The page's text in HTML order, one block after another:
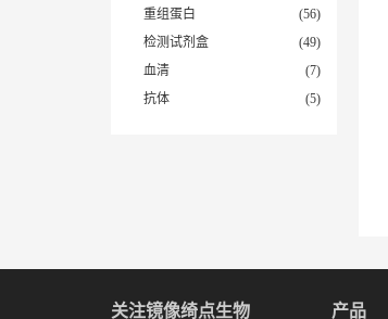
重组蛋白
(56)
检测试剂盒
(49)
血清
(7)
抗体
(5)
关注镜像绮点生物 产品